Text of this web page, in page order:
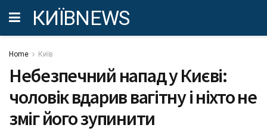
КИЇВNEWS
Home Київ
Небезпечний напад у Києві:
чоловік вдарив вагітну і ніхто не
зміг його зупинити